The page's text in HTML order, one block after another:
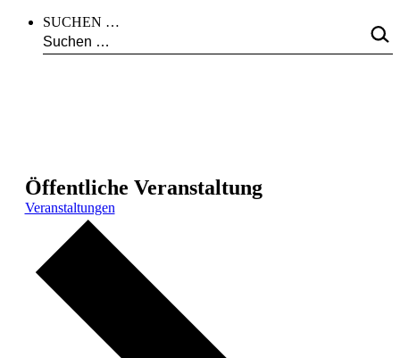
SUCHEN …
Öffentliche Veranstaltung
Veranstaltungen